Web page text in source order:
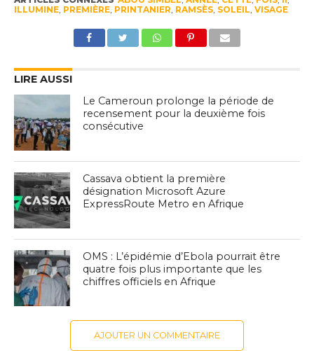
ILLUMINE, PREMIÈRE, PRINTANIER RAMSÈS, SOLEIL VISAGE
LIRE AUSSI
Le Cameroun prolonge la période de
recensement pour la deuxième fois
consécutive
Cassava obtient la première
désignation Microsoft Azure
ExpressRoute Metro en Afrique
OMS : L’épidémie d’Ebola pourrait être
quatre fois plus importante que les
chiffres officiels en Afrique
AJOUTER UN COMMENTAIRE